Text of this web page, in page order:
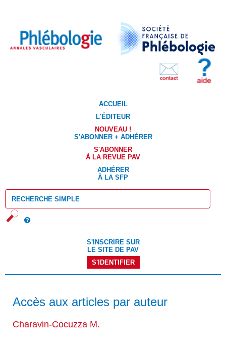
ACCUEIL
L'ÉDITEUR
NOUVEAU !
S'ABONNER + ADHÉRER
S'ABONNER
À LA REVUE PAV
ADHÉRER
À LA SFP
S'INSCRIRE SUR
LE SITE DE PAV
S'IDENTIFIER
Accès aux articles par auteur
Charavin-Cocuzza M.